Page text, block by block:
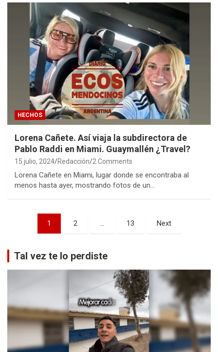
HECHOS
Lorena Cañete. Así viaja la subdirectora de
Pablo Raddi en Miami. Guaymallén ¿Travel?
15 julio, 2024 Redacción 2 Comments
Lorena Cañete en Miami, lugar donde se encontraba al
menos hasta ayer, mostrando fotos de un…
Paginación
entradas
1 2 … 13 Next
Tal vez te lo perdiste